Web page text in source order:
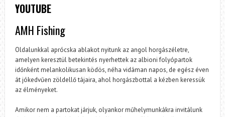
YOUTUBE
AMH Fishing
Oldalunkkal aprócska ablakot nyitunk az angol horgászéletre,
amelyen keresztül betekintés nyerhettek az albioni folyópartok
időnként melankolikusan ködös, néha vidáman napos, de egész éven
át jókedvűen zöldellő tájaira, ahol horgászbottal a kézben keressük
az élményeket.
Amikor nem a partokat járjuk, olyankor műhelymunkákra invitálunk